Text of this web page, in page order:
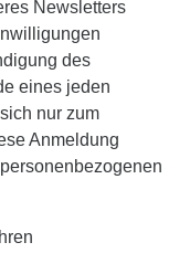
Newsletters
des
eines jeden
nur zum
Anmeldung